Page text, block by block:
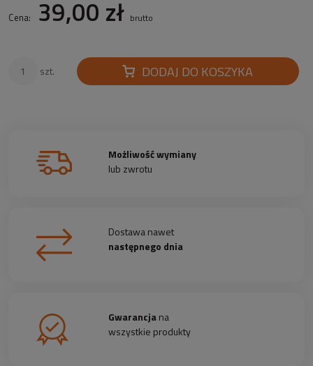
Cena: 39,00 zł brutto
szt. DODAJ DO KOSZYKA
Możliwość wymiany
lub zwrotu
Dostawa nawet
następnego dnia
Gwarancjana
wszystkie produkty